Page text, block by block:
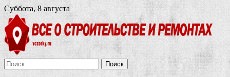
Суббота, 8 августа
Найти: